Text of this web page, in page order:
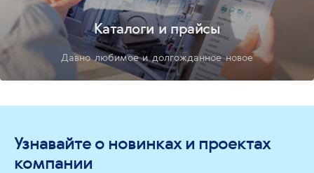
Каталоги и прайсы
Давно любимое и долгожданное новое
Узнавайте о новинках и проектах
компании